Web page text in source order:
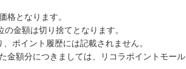
となります。
金額は切り捨てとなります。
ポイント履歴には記載されません。
金額分につきましては、リコラポイントモール